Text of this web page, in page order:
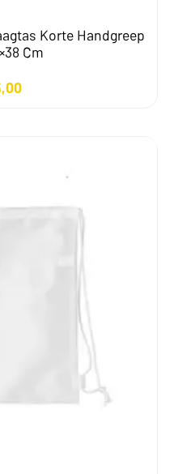
Korte Handgreep
Cm